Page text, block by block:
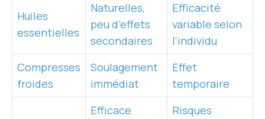
Huiles
essentielles
Naturelles,
peu d’effets
secondaires
Efficacité
variable selon
l’individu
Compresses
froides
Soulagement
immédiat
Effet
temporaire
Efficace
Risques